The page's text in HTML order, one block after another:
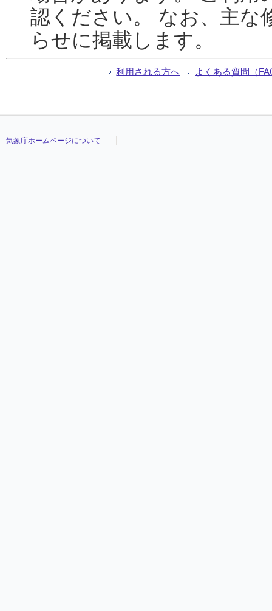
認ください。 なお、主な
らせに掲載します。
利用される方へ よくある質問（
気象庁ホームページについて